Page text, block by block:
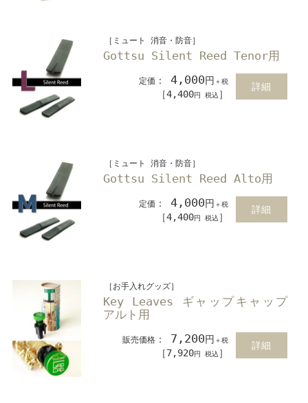
［ミュート 消音・防音］
Gottsu Silent Reed Tenor用
定価 ：4,000円 ＋税
［4,400円 税込 ］
詳細
［ミュート 消音・防音］
Gottsu Silent Reed Alto用
定価 ：4,000円 ＋税
［4,400円 税込 ］
詳細
［お手入れグッズ］
Key Leaves ギャップキャップ
アルト用
販売価格 ： 7,200円 ＋税
［7,920円 税込 ］
詳細